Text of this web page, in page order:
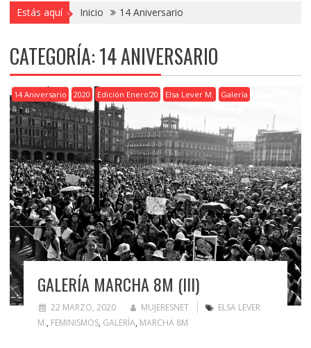
Estás aquí Inicio 14 Aniversario
CATEGORÍA:14 ANIVERSARIO
14 Aniversario 2020 Edición Enero'20 Elsa Lever M. Galería
GALERÍA MARCHA 8M (III)
22 MARZO, 2020 MUJERESNET
ELSA LEVER
M., FEMINISMOS, GALERÍA, MARCHA 8M